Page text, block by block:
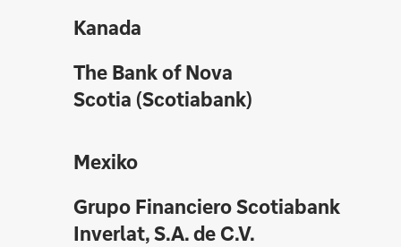
Kanada
The Bank of Nova
Scotia (Scotiabank)
Mexiko
Grupo Financiero Scotiabank
Inverlat, S.A. de C.V.